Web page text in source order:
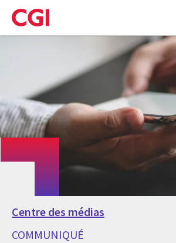
Skip
to
main
Centre des médias
COMMUNIQUÉ